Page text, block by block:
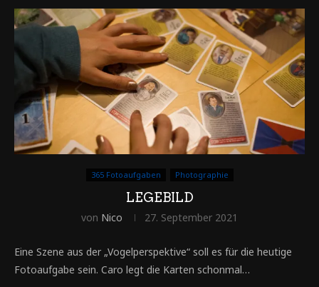
365 Fotoaufgaben Photographie
LEGEBILD
von Nico 27. September 2021
Eine Szene aus der „Vogelperspektive“ soll es für die heutige
Fotoaufgabe sein. Caro legt die Karten schonmal…